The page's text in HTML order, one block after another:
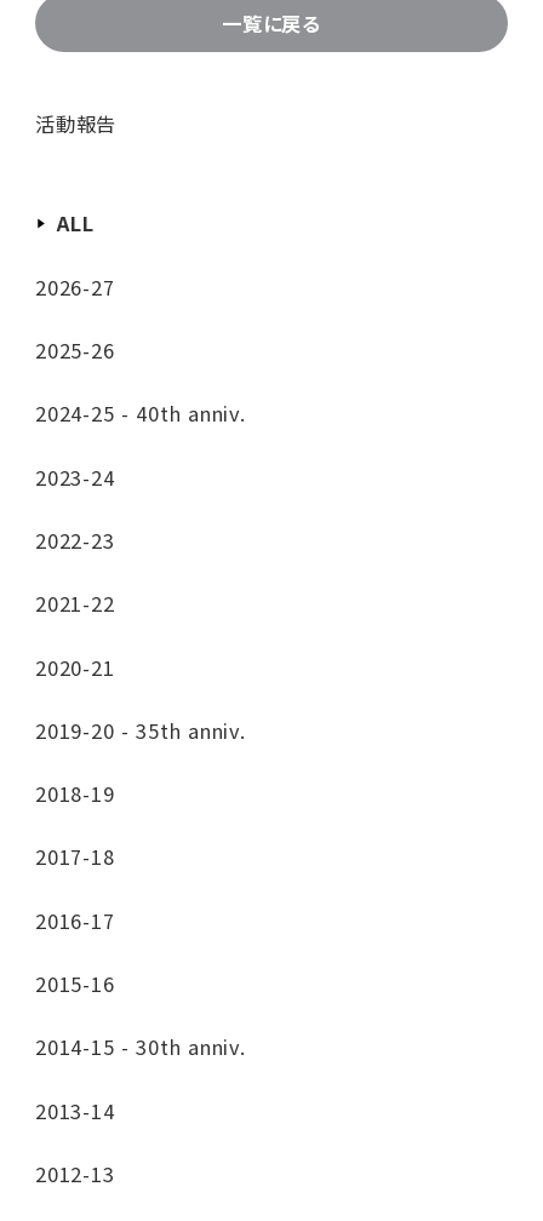
一覧に戻る
活動報告
ALL
2026-27
2025-26
2024-25 - 40th anniv.
2023-24
2022-23
2021-22
2020-21
2019-20 - 35th anniv.
2018-19
2017-18
2016-17
2015-16
2014-15 - 30th anniv.
2013-14
2012-13